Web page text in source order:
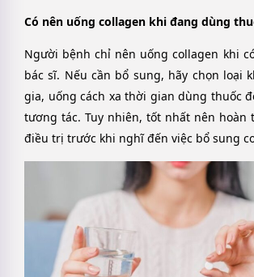
Có nên uống collagen khi đang dùng
Người bệnh chỉ nên uống collagen khi
bác sĩ. Nếu cần bổ sung, hãy chọn loại
gia, uống cách xa thời gian dùng thuốc
tương tác. Tuy nhiên, tốt nhất nên hoàn
điều trị trước khi nghĩ đến việc bổ sung